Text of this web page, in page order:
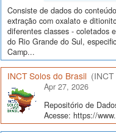
Consiste de dados do
extração com oxalato e
diferentes classes - coletados
do Rio Grande do Sul,
Camp...
INCT Solos do Brasil
Apr 27, 2026
Repositório de
Acesse: https://